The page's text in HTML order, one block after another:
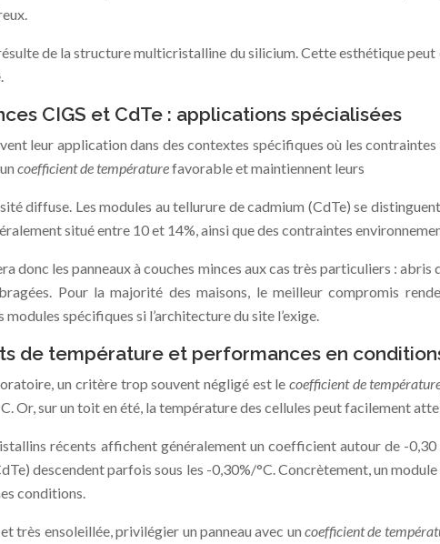
de la structure multicristalline du silicium. Cette esthétique
CIGS et CdTe : applications spécialisées
leur application dans des contextes spécifiques où les
coefficient de températurefavorable et maintiennent leurs
diffuse. Les modules au tellurure de cadmium (CdTe) se
situé entre 10 et 14%, ainsi que des contraintes
donc les panneaux à couches minces aux cas très particuliers :
Pour la majorité des maisons, le meilleur compromis
spécifiques si l’architecture du site l’exige.
de température et performances en
un critère trop souvent négligé est le coefficient de
Or, sur un toit en été, la température des cellules peut facilement
récents affichent généralement un coefficient autour de -
descendent parfois sous les -0,30%/°C. Concrètement, un
conditions.
très ensoleillée, privilégier un panneau avec un coefficient de